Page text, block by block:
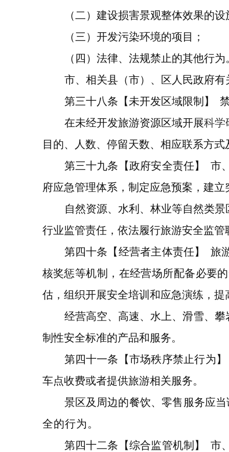
（二）建设损害景观整体效果的设
（三）开发污染环境的项目；
（四）法律、法规禁止的其他行为
市、 相关县（市）、区人民政府
第三十八条 【未开发区域限制】
在未经开发旅游资源区域开展科学
目的、人数、停留天数、相应联系方
第三十九条 【政府安全责任】
市
府应急管理体系，制定应急预案，建
自然资源、水利、林业等自然类
行业监管责任，依法履行旅游安全监管
第四十条 【经营者主体责任】
旅
核奖惩等机制，在经营场所配备必要
估，组织开展安全培训和应急演练，提
经营高空、高速、水上、滑雪、
制性安全标准的产品和服务。
第四十一条 【市场秩序禁止行为】
车点收费或者提供旅游相关服务。
景区及周边的餐饮、零售服务应
全的行为 。
第四十二条 【综合监管机制】
市